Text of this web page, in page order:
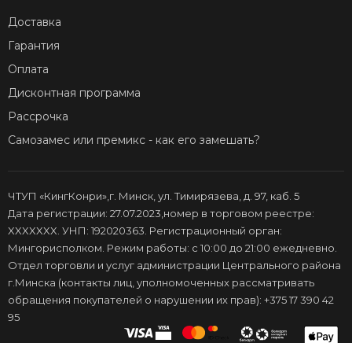
Доставка
Гарантия
Оплата
Дисконтная программа
Рассрочка
Самозамес или премикс - как его замешать?
ЧТУП «КингКонри»,г. Минск, ул. Тимирязева, д. 97, каб. 5
Дата регистрации: 27.07.2023,номер в торговом реестре:
XXXXXXX. УНП: 192020363. Регистрационный орган:
Мингорисполком. Режим работы: с 10:00 до 21:00 ежедневно.
Отдел торговли и услуг администрации Центрального района
г.Минска (контакты лиц, уполномоченных рассматривать
обращения покупателей о нарушении их прав): +375 17 390 42
95